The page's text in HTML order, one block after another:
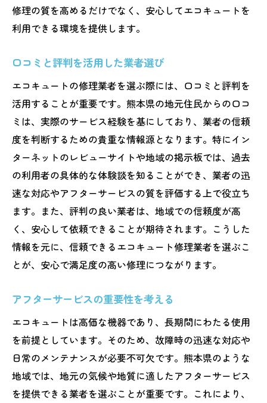
迅速な対応で生活の快適さを維持する
地域ネットワークの活用で迅速化
地域住民の声を反映した修理サービス
季節別の修理需要とその対策
熊本県でのエコキュート初期対応の流れを解説
故障の初期診断手順
仮修理の必要性とその方法
初期対応時の注意点とポイント
迅速かつ的確な予約システムの導入
初期対応時に確認すべき事項
修理業者と初期対応のコミュニケーション
信頼できるエコキュート修理業者の見極め方
業者の経験と実績をチェック
技術者の資格とスキルの確認
顧客サポートの充実度の見極め
オンラインレビューの利用方法
相談しやすい業者との関係構築
熊本県特有のエコキュート修理で注意すべき点
修理の質を高めるだけでなく、安心してエコキュートを
利用できる環境を提供します。
口コミと評判を活用した業者選び
エコキュートの修理業者を選ぶ際には、口コミと評判を
活用することが重要です。熊本県の地元住民からの口コ
ミは、実際のサービス経験を基にしており、業者の信頼
度を判断するための貴重な情報源となります。特にイン
ターネットのレビューサイトや地域の掲示板では、過去
の利用者の具体的な体験談を知ることができ、業者の迅
速な対応やアフターサービスの質を評価する上で役立ち
ます。また、評判の良い業者は、地域での信頼度が高
く、安心して依頼できることが期待されます。こうした
情報を元に、信頼できるエコキュート修理業者を選ぶこ
とが、安心で満足度の高い修理につながります。
アフターサービスの重要性を考える
エコキュートは高価な機器であり、長期間にわたる使用
を前提としています。そのため、故障時の迅速な対応や
日常のメンテナンスが必要不可欠です。熊本県のような
地域では、地元の気候や地質に適したアフターサービス
を提供できる業者を選ぶことが重要です。これにより、